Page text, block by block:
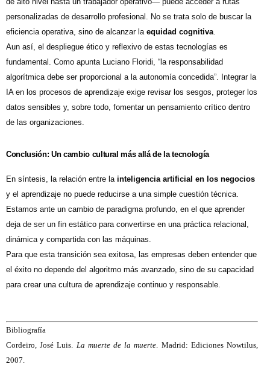
personalizadas de desarrollo profesional. No se trata solo de buscar la
eficiencia operativa, sino de alcanzar la equidad cognitiva.
Aun así, el despliegue ético y reflexivo de estas tecnologías es
fundamental. Como apunta Luciano Floridi, “la responsabilidad
algorítmica debe ser proporcional a la autonomía concedida”. Integrar la
IA en los procesos de aprendizaje exige revisar los sesgos, proteger los
datos sensibles y, sobre todo, fomentar un pensamiento crítico dentro
de las organizaciones.
Conclusión: Un cambio cultural más allá de la tecnología
En síntesis, la relación entre la inteligencia artificial en los negocios
y el aprendizaje no puede reducirse a una simple cuestión técnica.
Estamos ante un cambio de paradigma profundo, en el que aprender
deja de ser un fin estático para convertirse en una práctica relacional,
dinámica y compartida con las máquinas.
Para que esta transición sea exitosa, las empresas deben entender que
el éxito no depende del algoritmo más avanzado, sino de su capacidad
para crear una cultura de aprendizaje continuo y responsable.
Bibliografía
Cordeiro, José Luis. La muerte de la muerte. Madrid: Ediciones Nowtilus,
2007.